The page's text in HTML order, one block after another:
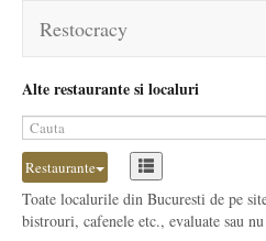
Restocracy
Alte restaurante si localuri
Restaurante
Toate localurile din Bucuresti de pe
bistrouri, cafenele etc., evaluate sau nu